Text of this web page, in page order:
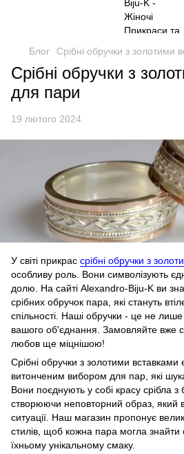
Блог Срібні обручки з золотими
Срібні обручки з
для пари
19 лютого 2024
У світі прикрас срібні обручки з
особливу роль. Вони символізують
долю. На сайті Alexandro-Biju-K ви
срібних обручок пара, які стануть
спільності. Наші обручки - це не
вашого об'єднання. Замовляйте вже
любов ще міцнішою!
Срібні обручки з золотими вставками
витонченим вибором для пар, які
Вони поєднують у собі красу срібла з
створюючи неповторний образ, який
ситуації. Наш магазин пропонує
стилів, щоб кожна пара могла знайти
їхньому унікальному смаку.